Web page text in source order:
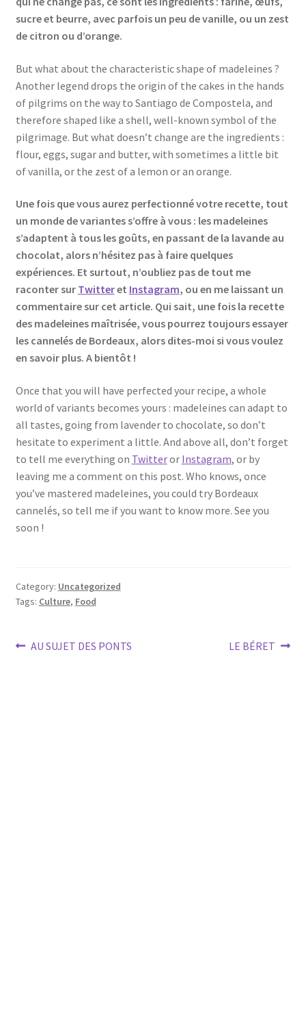
sucre et beurre, avec parfois un peu de vanille, ou un zest
de citron ou d’orange.
But what about the characteristic shape of madeleines ?
Another legend drops the origin of the cakes in the hands
of pilgrims on the way to Santiago de Compostela, and
therefore shaped like a shell, well-known symbol of the
pilgrimage. But what doesn’t change are the ingredients :
flour, eggs, sugar and butter, with sometimes a little bit
of vanilla, or the zest of a lemon or an orange.
Une fois que vous aurez perfectionné votre recette, tout
un monde de variantes s’offre à vous : les madeleines
s’adaptent à tous les goûts, en passant de la lavande au
chocolat, alors n’hésitez pas à faire quelques
expériences. Et surtout, n’oubliez pas de tout me
raconter sur Twitteret Instagram, ou en me laissant un
commentaire sur cet article. Qui sait, une fois la recette
des madeleines maîtrisée, vous pourrez toujours essayer
les cannelés de Bordeaux, alors dites-moi si vous voulez
en savoir plus. A bientôt !
Once that you will have perfected your recipe, a whole
world of variants becomes yours : madeleines can adapt to
all tastes, going from lavender to chocolate, so don’t
hesitate to experiment a little. And above all, don’t forget
to tell me everything on Twitteror Instagram, or by
leaving me a comment on this post. Who knows, once
you’ve mastered madeleines, you could try Bordeaux
cannelés, so tell me if you want to know more. See you
soon !
Category: Uncategorized
Tags: Culture, Food
Post
Previous
AU SUJET DES PONTS
Next
LE BÉRET